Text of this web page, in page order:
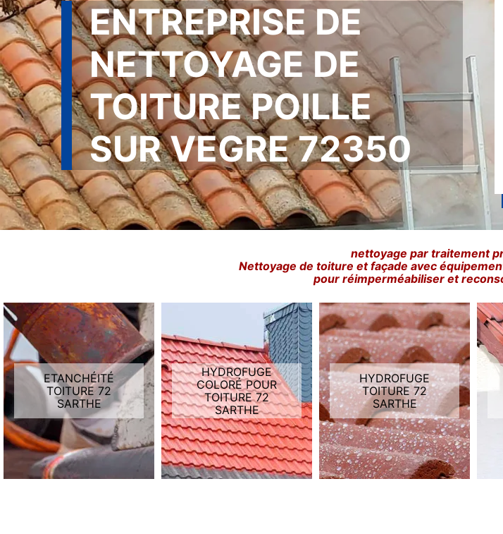
ENTREPRISE DE
NETTOYAGE DE
TOITURE POILLE
SUR VEGRE 72350
nettoyage par traitement
Nettoyage de toiture et façade avec
pour réimperméabiliser et
ETANCHÉITÉ
TOITURE 72
SARTHE
HYDROFUGE
COLORÉ POUR
TOITURE 72
SARTHE
HYDROFUGE
TOITURE 72
SARTHE